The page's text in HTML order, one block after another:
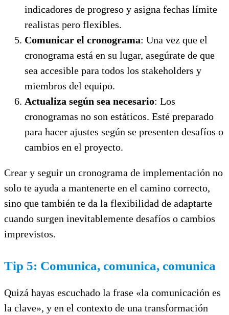
indicadores de progreso y asigna fechas límite
realistas pero flexibles.
Comunicar el cronograma: Una vez que el
cronograma está en su lugar, asegúrate de que
sea accesible para todos los stakeholders y
miembros del equipo.
Actualiza según sea necesario: Los
cronogramas no son estáticos. Esté preparado
para hacer ajustes según se presenten desafíos o
cambios en el proyecto.
Crear y seguir un cronograma de implementación no
solo te ayuda a mantenerte en el camino correcto,
sino que también te da la flexibilidad de adaptarte
cuando surgen inevitablemente desafíos o cambios
imprevistos.
Tip 5: Comunica, comunica, comunica
Quizá hayas escuchado la frase «la comunicación es
la clave», y en el contexto de una transformación